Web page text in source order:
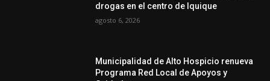
drogas en el centro de Iquique
agosto 6, 2026
Municipalidad de Alto Hospicio renueva
Programa Red Local de Apoyos y